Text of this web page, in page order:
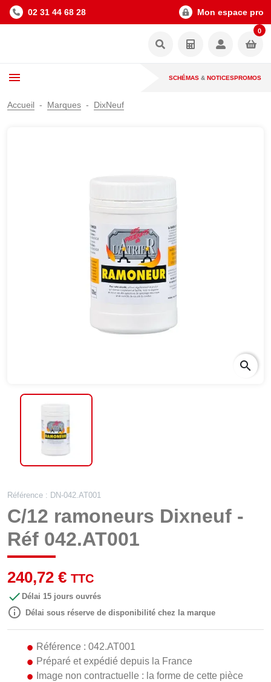
02 31 44 68 28 Mon espace pro
0
SCHÉMAS & NOTICESPROMOS
Accueil Marques DixNeuf
search
Référence : DN-042.AT001
C/12 ramoneurs Dixneuf -
Réf 042.AT001
240,72 € TTC
 Délai 15 jours ouvrés
 Délai sous réserve de disponibilité chez la marque
Référence : 042.AT001
Préparé et expédié depuis la France
Image non contractuelle : la forme de cette pièce